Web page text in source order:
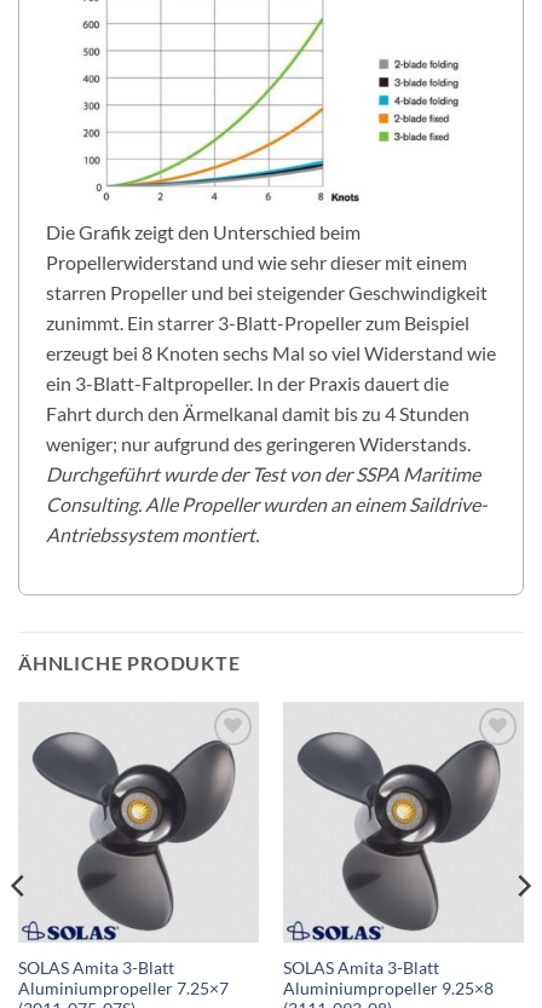
Die Grafik zeigt den Unterschied beim
Propellerwiderstand und wie sehr dieser mit einem
starren Propeller und bei steigender Geschwindigkeit
zunimmt. Ein starrer 3-Blatt-Propeller zum Beispiel
erzeugt bei 8 Knoten sechs Mal so viel Widerstand wie
ein 3-Blatt-Faltpropeller. In der Praxis dauert die
Fahrt durch den Ärmelkanal damit bis zu 4 Stunden
weniger; nur aufgrund des geringeren Widerstands.
Durchgeführt wurde der Test von der SSPA Maritime
Consulting. Alle Propeller wurden an einem Saildrive-
Antriebssystem montiert.
ÄHNLICHE PRODUKTE
Auf die
Wunschliste
SOLAS Amita 3-Blatt
Aluminiumpropeller 7.25×7
Auf die
Wunschliste
SOLAS Amita 3-Blatt
Aluminiumpropeller 9.25×8